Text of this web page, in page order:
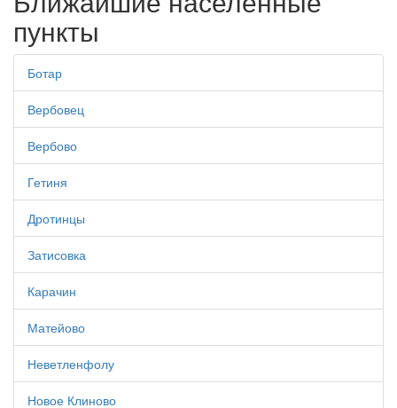
пункты
Ботар
Вербовец
Вербово
Гетиня
Дротинцы
Затисовка
Карачин
Матейово
Неветленфолу
Новое Клиново